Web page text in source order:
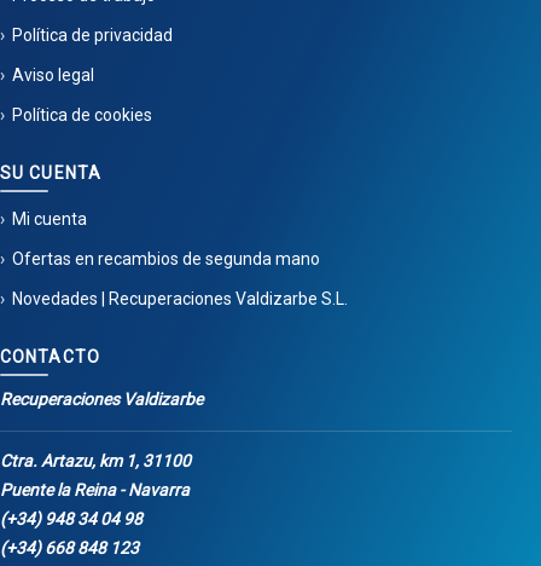
Política de privacidad
Aviso legal
Política de cookies
SU CUENTA
Mi cuenta
Ofertas en recambios de segunda mano
Novedades | Recuperaciones Valdizarbe S.L.
CONTACTO
Recuperaciones Valdizarbe
Ctra. Artazu, km 1, 31100
Puente la Reina - Navarra
(+34) 948 34 04 98
(+34) 668 848 123